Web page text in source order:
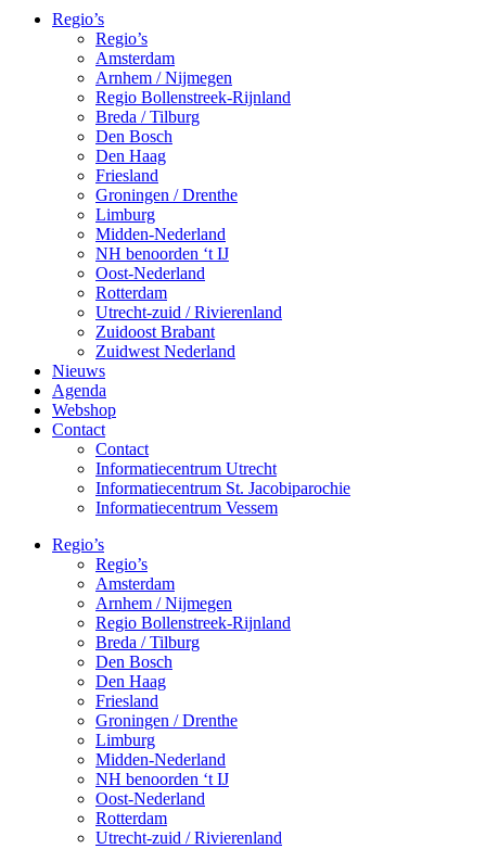
Regio’s
Regio’s
Amsterdam
Arnhem / Nijmegen
Regio Bollenstreek-Rijnland
Breda / Tilburg
Den Bosch
Den Haag
Friesland
Groningen / Drenthe
Limburg
Midden-Nederland
NH benoorden ‘t IJ
Oost-Nederland
Rotterdam
Utrecht-zuid / Rivierenland
Zuidoost Brabant
Zuidwest Nederland
Nieuws
Agenda
Webshop
Contact
Contact
Informatiecentrum Utrecht
Informatiecentrum St. Jacobiparochie
Informatiecentrum Vessem
Regio’s
Regio’s
Amsterdam
Arnhem / Nijmegen
Regio Bollenstreek-Rijnland
Breda / Tilburg
Den Bosch
Den Haag
Friesland
Groningen / Drenthe
Limburg
Midden-Nederland
NH benoorden ‘t IJ
Oost-Nederland
Rotterdam
Utrecht-zuid / Rivierenland